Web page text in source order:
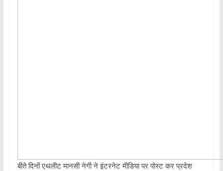
बीते दिनों एथलीट मानसी नेगी ने इंटरनेट मीडिया पर पोस्ट कर प्रदेश